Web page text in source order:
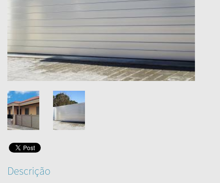
Descrição